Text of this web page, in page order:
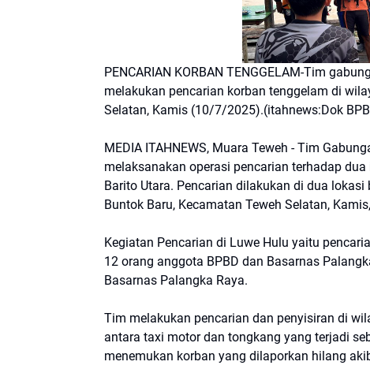
PENCARIAN KORBAN TENGGELAM-Tim
melakukan pencarian korban tenggelam di
Selatan, Kamis (10/7/2025).(itahnews:Dok
MEDIA ITAHNEWS, Muara Teweh - Tim
melaksanakan operasi pencarian terhadap
Barito Utara. Pencarian dilakukan di dua
Buntok Baru, Kecamatan Teweh Selatan,
Kegiatan Pencarian di Luwe Hulu yaitu
12 orang anggota BPBD dan Basarnas
Basarnas Palangka Raya.
Tim melakukan pencarian dan penyisiran di
antara taxi motor dan tongkang yang terjadi
menemukan korban yang dilaporkan hilang